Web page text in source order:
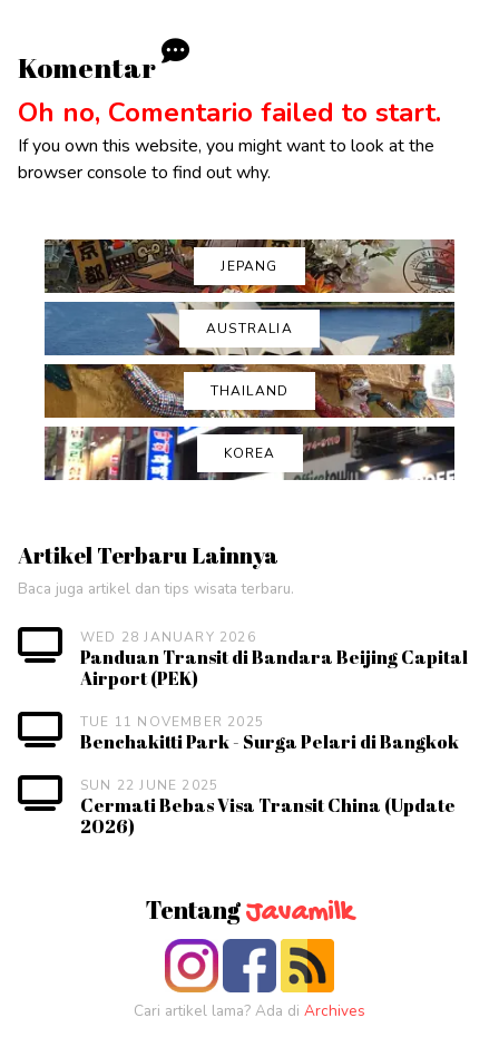
Komentar
Oh no, Comentario failed to start.
If you own this website, you might want to look at the
browser console to find out why.
JEPANG
AUSTRALIA
THAILAND
KOREA
Artikel Terbaru Lainnya
Baca juga artikel dan tips wisata terbaru.
WED 28 JANUARY 2026
Panduan Transit di Bandara Beijing Capital
Airport (PEK)
TUE 11 NOVEMBER 2025
Benchakitti Park - Surga Pelari di Bangkok
SUN 22 JUNE 2025
Cermati Bebas Visa Transit China (Update
2026)
TentangJavamilk
Cari artikel lama? Ada di Archives